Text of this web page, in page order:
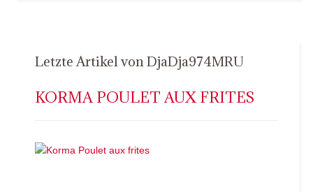
Letzte Artikel von DjaDja974MRU
KORMA POULET AUX FRITES